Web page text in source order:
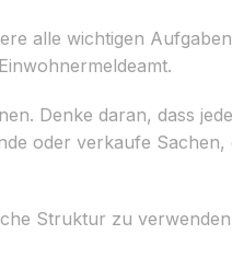
alle wichtigen
Denke daran, dass
oder verkaufe
Struktur zu